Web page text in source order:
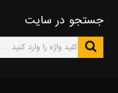
جستجو در سایت